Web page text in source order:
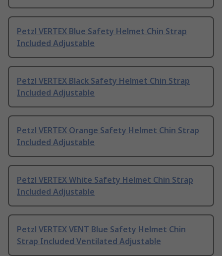
Petzl VERTEX Blue Safety Helmet Chin Strap
Included Adjustable
Petzl VERTEX Black Safety Helmet Chin Strap
Included Adjustable
Petzl VERTEX Orange Safety Helmet Chin Strap
Included Adjustable
Petzl VERTEX White Safety Helmet Chin Strap
Included Adjustable
Petzl VERTEX VENT Blue Safety Helmet Chin
Strap Included Ventilated Adjustable